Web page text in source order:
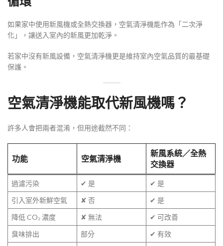
如果家中使用新風機或全熱交換器，空氣清淨機能作為「二次淨
化」，讓送入室內的新風更加乾淨。
若家中沒有新風設備，空氣清淨機更是維持室內空氣品質的最基礎
保護。
空氣清淨機能取代新風機嗎？
許多人會把兩者混淆，但用途截然不同：
功能 空氣清淨機
新風系統／全熱
交換器
過濾污染 ✔ 是
✔ 是
引入室外新鮮空氣
✘ 否
✔ 是
降低 CO₂ 濃度
✘ 無法
✔ 可改善
臭味排出
部分
✔ 有效